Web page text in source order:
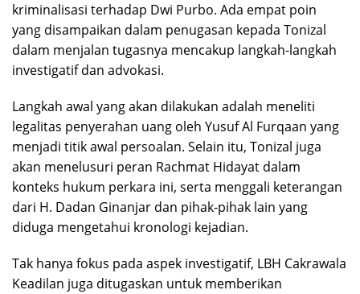
kriminalisasi terhadap Dwi Purbo. Ada empat poin
yang disampaikan dalam penugasan kepada Tonizal
dalam menjalan tugasnya mencakup langkah-langkah
investigatif dan advokasi.
Langkah awal yang akan dilakukan adalah meneliti
legalitas penyerahan uang oleh Yusuf Al Furqaan yang
menjadi titik awal persoalan. Selain itu, Tonizal juga
akan menelusuri peran Rachmat Hidayat dalam
konteks hukum perkara ini, serta menggali keterangan
dari H. Dadan Ginanjar dan pihak-pihak lain yang
diduga mengetahui kronologi kejadian.
Tak hanya fokus pada aspek investigatif, LBH Cakrawala
Keadilan juga ditugaskan untuk memberikan